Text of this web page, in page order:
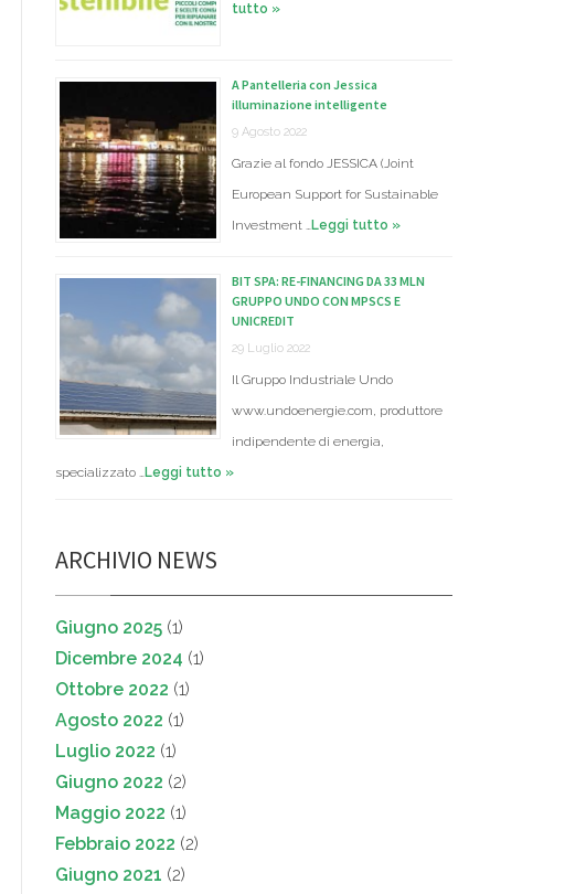
tutto »
A Pantelleria con Jessica
illuminazione intelligente
9 Agosto 2022
Grazie al fondo JESSICA (Joint
European Support for Sustainable
Investment …Leggi tutto »
BIT SPA: RE-FINANCING DA 33 MLN
GRUPPO UNDO CON MPSCS E
UNICREDIT
29 Luglio 2022
Il Gruppo Industriale Undo
www.undoenergie.com, produttore
indipendente di energia,
specializzato …Leggi tutto »
ARCHIVIO NEWS
Giugno 2025 (1)
Dicembre 2024 (1)
Ottobre 2022 (1)
Agosto 2022 (1)
Luglio 2022 (1)
Giugno 2022 (2)
Maggio 2022 (1)
Febbraio 2022 (2)
Giugno 2021 (2)